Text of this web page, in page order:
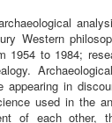
Western
1954 to 1984;
appearing in
used in the
of each other,